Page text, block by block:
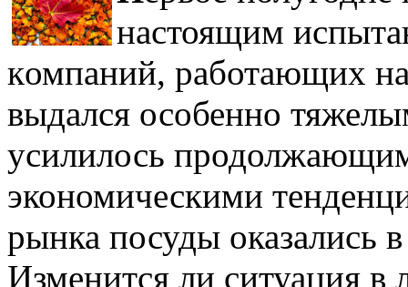
настоящим
компаний, работающих
выдался особенно
усилилось
экономическими
рынка посуды оказались
Изменится ли ситуация